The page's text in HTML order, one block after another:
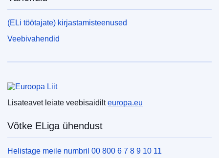
(ELi töötajate) kirjastamisteenused
Veebivahendid
Lisateavet leiate veebisaidilteuropa.eu
Võtke ELiga ühendust
Helistage meile numbril 00 800 6 7 8 9 10 11